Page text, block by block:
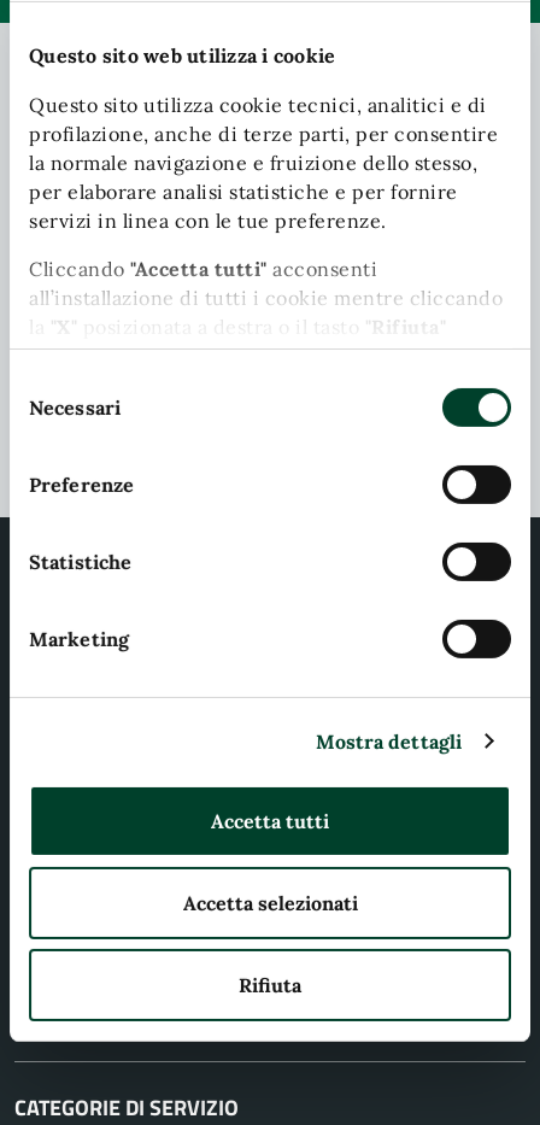
Questo sito web utilizza i cookie
Questo sito utilizza cookie tecnici, analitici e di
profilazione, anche di terze parti, per consentire
la normale navigazione e fruizione dello stesso,
per elaborare analisi statistiche e per fornire
servizi in linea con le tue preferenze.
Cliccando "Accetta tutti" acconsenti
all’installazione di tutti i cookie mentre cliccando
la "X" posizionata a destra o il tasto "Rifiuta"
chiudi il banner e continui la navigazione in
preferenze cliccando l'apposita icona posizionata
in basso a sinistra; per maggiori informazioni
sull'apposito link presente nel footer del sito.
delNecessari
Preferenze
Statistiche
Marketing
Mostra dettagli
Accetta tutti
Accetta selezionati
Rifiuta
Contatta il comune
Leggi le domande frequenti
Richiedi assistenza
Chiama il comune
Prenota appuntamento
Segnala disservizio
Comune di Terni
Organi di governo
Uffici
Politici
Documenti e dati
CATEGORIE DI SERVIZIO